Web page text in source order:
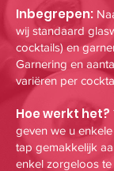
Inbegrepen:
wij standaard
cocktails) en
Garnering en
variëren per
Hoe werkt het?
geven we u
tap gemakkelijk
enkel zorgeloos